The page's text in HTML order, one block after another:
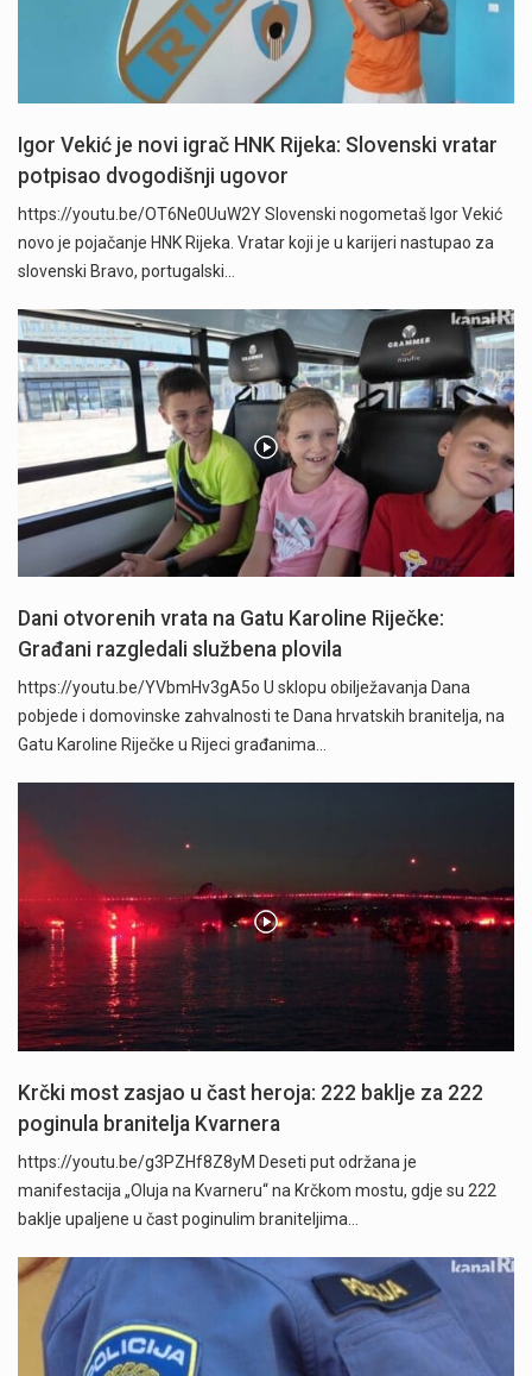
Igor Vekić je novi igrač HNK Rijeka: Slovenski vratar
potpisao dvogodišnji ugovor
https://youtu.be/OT6Ne0UuW2Y Slovenski nogometaš Igor Vekić
novo je pojačanje HNK Rijeka. Vratar koji je u karijeri nastupao za
slovenski Bravo, portugalski…
Dani otvorenih vrata na Gatu Karoline Riječke:
Građani razgledali službena plovila
https://youtu.be/YVbmHv3gA5o U sklopu obilježavanja Dana
pobjede i domovinske zahvalnosti te Dana hrvatskih branitelja, na
Gatu Karoline Riječke u Rijeci građanima…
Krčki most zasjao u čast heroja: 222 baklje za 222
poginula branitelja Kvarnera
https://youtu.be/g3PZHf8Z8yM Deseti put održana je
manifestacija „Oluja na Kvarneru“ na Krčkom mostu, gdje su 222
baklje upaljene u čast poginulim braniteljima…